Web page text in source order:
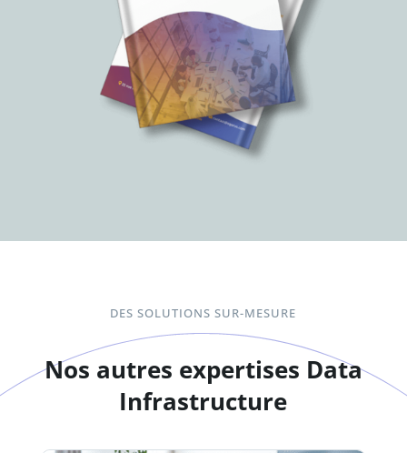
DES SOLUTIONS SUR-MESURE
Nos autres expertises Data
Infrastructure